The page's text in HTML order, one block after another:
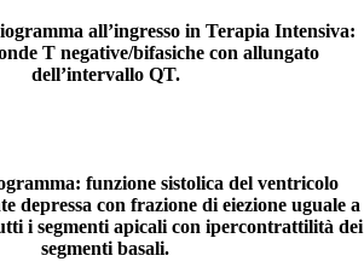
all’ingresso in Terapia Intensiva:
T negative/bifasiche con allungato
dell’intervallo QT.
funzione sistolica del ventricolo
depressa con frazione di eiezione uguale a
i segmenti apicali con ipercontrattilità dei
segmenti basali.